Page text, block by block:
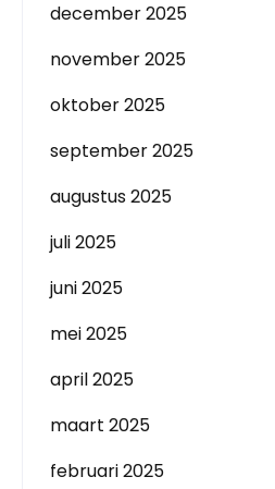
december 2025
november 2025
oktober 2025
september 2025
augustus 2025
juli 2025
juni 2025
mei 2025
april 2025
maart 2025
februari 2025